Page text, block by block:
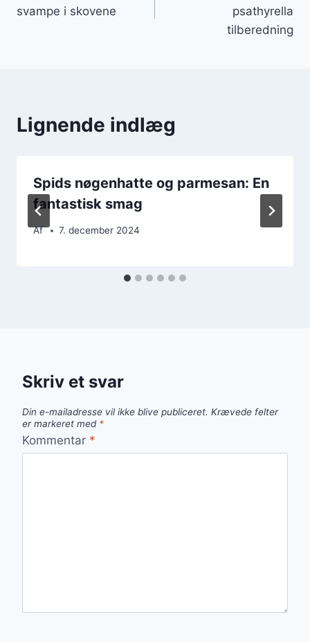
svampe i skovene
psathyrella
tilberedning
Lignende indlæg
Spids nøgenhatte og parmesan: En
fantastisk smag
Af 7. december 2024
Skriv et svar
Din e-mailadresse vil ikke blive publiceret. Krævede felter
er markeret med *
Kommentar *